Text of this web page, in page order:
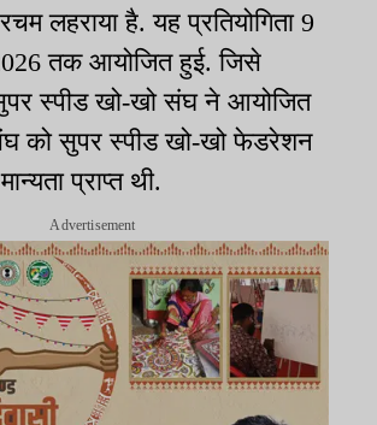
लहराया है. यह प्रतियोगिता 9
तक आयोजित हुई. जिसे
सुपर स्पीड खो-खो संघ ने आयोजित
को सुपर स्पीड खो-खो फेडरेशन
प्राप्त थी.
Advertisement